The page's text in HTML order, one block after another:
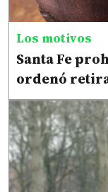
Los motivos
Santa Fe
ordenó